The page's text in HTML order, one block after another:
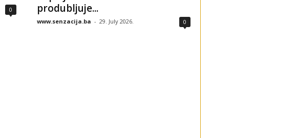
0
produbljuje...
www.senzacija.ba - 29. July 2026. 0